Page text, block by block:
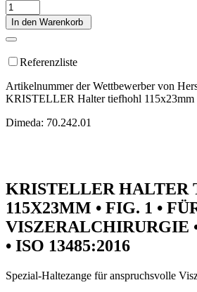
In den Warenkorb
Referenzliste
Artikelnummer der Wettbewerber von
KRISTELLER Halter tiefhohl 115x23mm
Dimeda: 70.242.01
KRISTELLER HALTER
115X23MM • FIG. 1 •
VISZERALCHIRURGIE
• ISO 13485:2016
Spezial-Haltezange für anspruchsvolle